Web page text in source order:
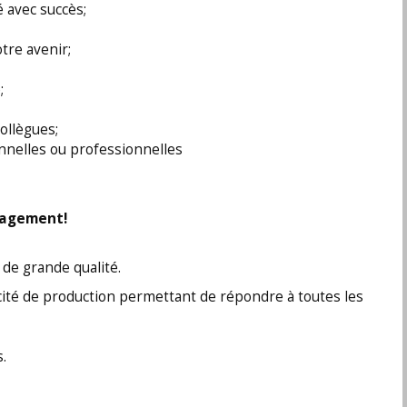
succès;
avenir;
ou professionnelles
grande qualité.
de production permettant de répondre à toutes les